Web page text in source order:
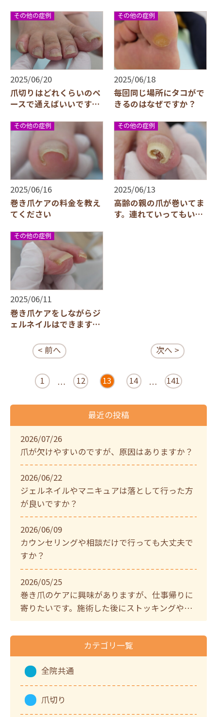
その他の症例
2025/06/20
爪切りはどれくらいのペ
ースで通えばいいです
その他の症例
2025/06/18
毎回同じ場所にタコがで
きるのはなぜですか？
その他の症例
2025/06/16
巻き爪ケアの料金を教え
てください
その他の症例
2025/06/13
高齢の親の爪が巻いてま
す。連れていってもいい
その他の症例
2025/06/11
巻き爪ケアをしながらジ
ェルネイルはできます
< 前へ
1 … 12 13 14 … 141
次へ >
最近の投稿
2026/07/26
爪が欠けやすいのですが、原因はありますか？
2026/06/22
ジェルネイルやマニキュアは落として行った方
が良いですか？
2026/06/09
カウンセリングや相談だけで行っても大丈夫で
すか？
2026/05/25
巻き爪のケアに興味がありますが、仕事帰りに
寄りたいです。施術した後にストッキングやパ
ンプスを履いて帰ることはできますか？当日お
風呂に入っても大丈夫？
カテゴリ一覧
全院共通
爪切り